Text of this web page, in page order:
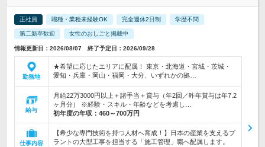
正社員 職種・業種未経験OK 完全週休2日制 学歴不問
第二新卒歓迎 女性のおしごと掲載中
情報更新日：2026/08/07 終了予定日：2026/09/28
勤務地
★希望に応じたエリアに配属！ 東京・北海道・宮城・茨城・
愛知・兵庫・岡山・福岡・大分、いずれかの拠…
給与
月給22万3000円以上＋諸手当＋賞与（年2回／昨年賞与は年7.2
ヶ月分） ※経験・スキル・年齢などを考慮し…
初年度の年収： 460～700万円
仕事内容
【希少な専門技術を持つ人材へ育成！】日本の産業を支えるプ
ラントの大型工事を担当する「施工管理」職へ配属します。